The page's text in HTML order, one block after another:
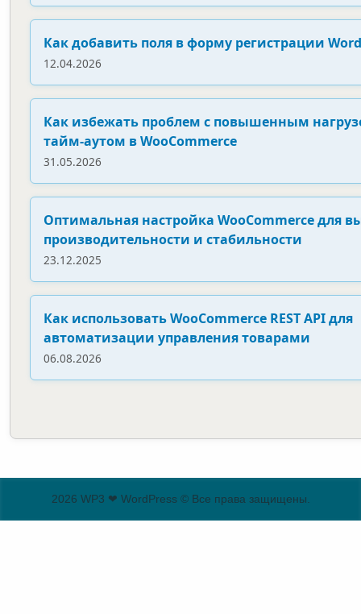
Как добавить поля в форму регистрации
12.04.2026
Как избежать проблем с повышенным
тайм-аутом в WooCommerce
31.05.2026
Оптимальная настройка WooCommerce для
производительности и стабильности
23.12.2025
Как использовать WooCommerce REST API для
автоматизации управления товарами
06.08.2026
2026 WP3 ❤ WordPress © Все права защищены.